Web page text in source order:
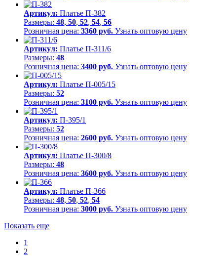
Артикул: Платье П-382
Размеры: 48, 50, 52, 54, 56
Розничная цена: 3360 руб. Узнать оптовую цену
Артикул: Платье П-311/6
Размеры: 48
Розничная цена: 3400 руб. Узнать оптовую цену
Артикул: Платье П-005/15
Размеры: 52
Розничная цена: 3100 руб. Узнать оптовую цену
Артикул: П-395/1
Размеры: 52
Розничная цена: 2600 руб. Узнать оптовую цену
Артикул: Платье П-300/8
Размеры: 48
Розничная цена: 3600 руб. Узнать оптовую цену
Артикул: Платье П-366
Размеры: 48, 50, 52, 54
Розничная цена: 3000 руб. Узнать оптовую цену
Показать еще
1
2